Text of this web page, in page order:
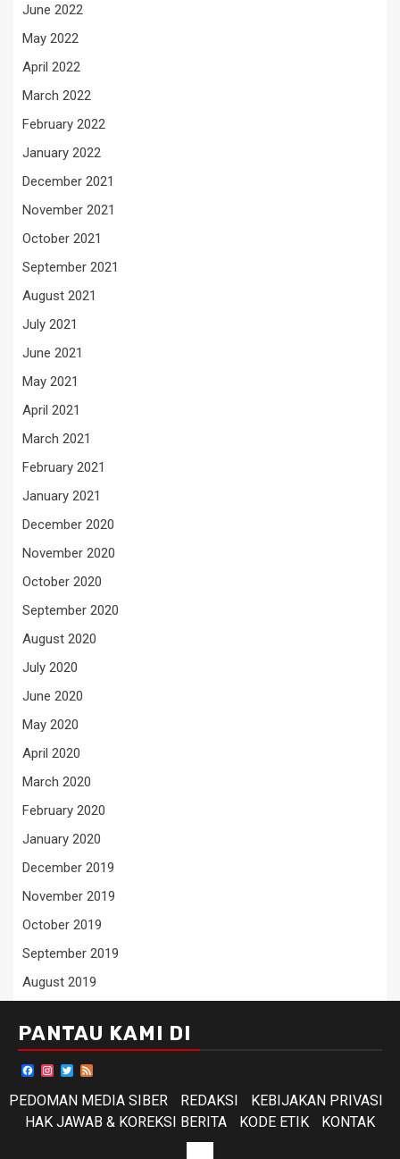
June 2022
May 2022
April 2022
March 2022
February 2022
January 2022
December 2021
November 2021
October 2021
September 2021
August 2021
July 2021
June 2021
May 2021
April 2021
March 2021
February 2021
January 2021
December 2020
November 2020
October 2020
September 2020
August 2020
July 2020
June 2020
May 2020
April 2020
March 2020
February 2020
January 2020
December 2019
November 2019
October 2019
September 2019
August 2019
PANTAU KAMI DI
Facebook
Instagram
Twitter
PEDOMAN MEDIA SIBER
REDAKSI
KEBIJAKAN PRIVASI
HAK JAWAB & KOREKSI BERITA
KODE ETIK KONTAK